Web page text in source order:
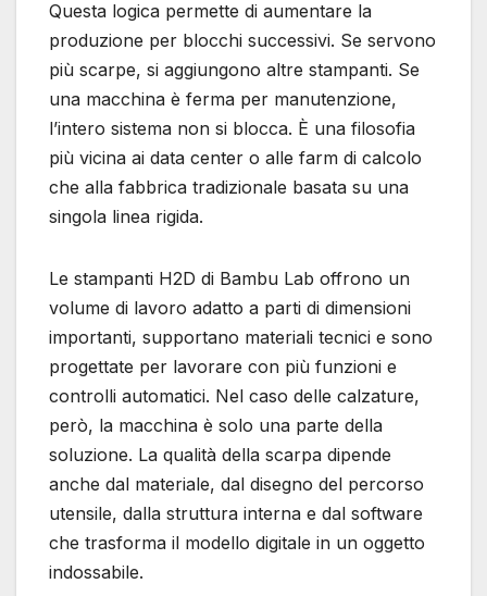
Questa logica permette di aumentare la
produzione per blocchi successivi. Se servono
più scarpe, si aggiungono altre stampanti. Se
una macchina è ferma per manutenzione,
l’intero sistema non si blocca. È una filosofia
più vicina ai data center o alle farm di calcolo
che alla fabbrica tradizionale basata su una
singola linea rigida.
Le stampanti H2D di Bambu Lab offrono un
volume di lavoro adatto a parti di dimensioni
importanti, supportano materiali tecnici e sono
progettate per lavorare con più funzioni e
controlli automatici. Nel caso delle calzature,
però, la macchina è solo una parte della
soluzione. La qualità della scarpa dipende
anche dal materiale, dal disegno del percorso
utensile, dalla struttura interna e dal software
che trasforma il modello digitale in un oggetto
indossabile.